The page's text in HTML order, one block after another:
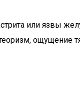
или язвы
ощущение